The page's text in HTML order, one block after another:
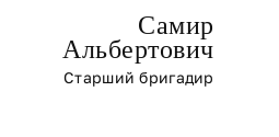
Самир
Альбертович
Старший бригадир